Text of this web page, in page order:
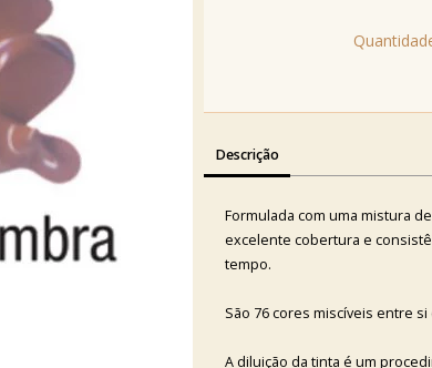
Descrição
Formulada com uma mistura
excelente cobertura e
tempo.
São 76 cores miscíveis entre
A diluição da tinta é um